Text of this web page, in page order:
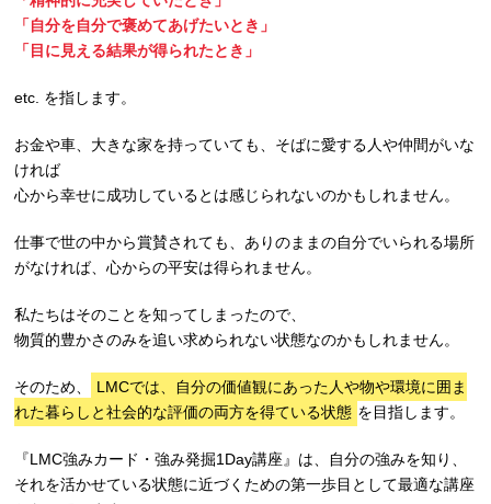
「自分を自分で褒めてあげたいとき」
「目に見える結果が得られたとき」
etc. を指します。
お金や車、大きな家を持っていても、そばに愛する人や仲間がいな
ければ
心から幸せに成功しているとは感じられないのかもしれません。
仕事で世の中から賞賛されても、ありのままの自分でいられる場所
がなければ、心からの平安は得られません。
私たちはそのことを知ってしまったので、
物質的豊かさのみを追い求められない状態なのかもしれません。
そのため、
LMCでは、自分の価値観にあった人や物や環境に囲ま
れた暮らしと社会的な評価の両方を得ている状態 を目指します。
『LMC強みカード・強み発掘1Day講座』は、自分の強みを知り、
それを活かせている状態に近づくための第一歩目として最適な講座